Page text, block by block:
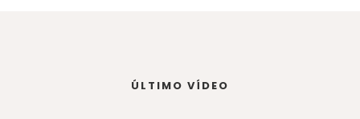
ÚLTIMO VÍDEO